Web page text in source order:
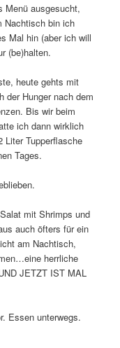
Menü ausgesucht,
Nachtisch bin ich
Mal hin (aber ich will
(be)halten.
heute gehts mit
Hunger nach dem
Bis wir beim
ich dann wirklich
Liter Tupperflasche
Tages.
mit Shrimps und
auch öfters für ein
am Nachtisch,
herrliche
JETZT IST MAL
Essen unterwegs.